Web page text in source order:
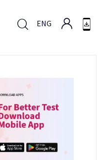
ENG